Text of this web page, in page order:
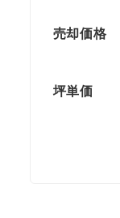
売却価格
坪単価